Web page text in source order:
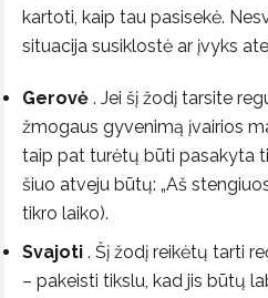
kartoti, kaip tau pasisekė.
situacija susiklostė ar įvyks
Gerovė . Jei šį žodį tarsite
žmogaus gyvenimą įvairios
taip pat turėtų būti pasakyta
šiuo atveju būtų: „Aš
tikro laiko).
Svajoti . Šį žodį reikėtų tarti
– pakeisti tikslu, kad jis būtų